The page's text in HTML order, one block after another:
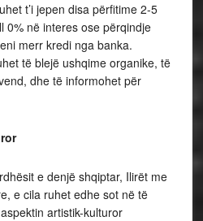
t’i jepen disa përfitime 2-5
0% në interes ose përqindje
merr kredi nga banka.
të blejë ushqime organike, të
dhe të informohet për
e denjë shqiptar, Ilirët me
e cila ruhet edhe sot në të
artistik-kulturor